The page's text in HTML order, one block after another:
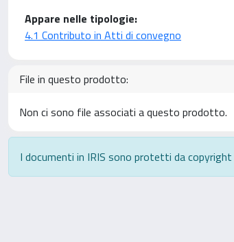
Appare nelle tipologie:
4.1 Contributo in Atti di convegno
File in questo prodotto:
Non ci sono file associati a questo prodotto.
I documenti in IRIS sono protetti da